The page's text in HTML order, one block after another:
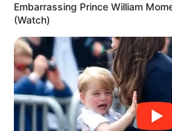
Embarrassing Prince William
(Watch)